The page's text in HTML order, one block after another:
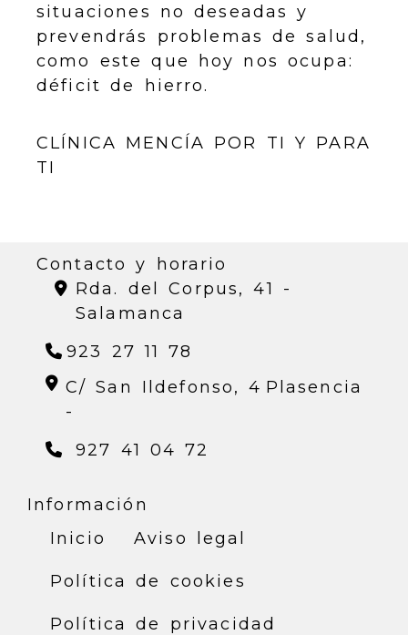
situaciones no deseadas y
prevendrás problemas de salud,
como este que hoy nos ocupa:
déficit de hierro.
CLÍNICA MENCÍA POR TI Y PARA
TI
Contacto y horario
Rda. del Corpus, 41 -
Salamanca
923 27 11 78
C/ San Ildefonso, 4
-
Plasencia
927 41 04 72
Información
Inicio
Aviso legal
Política de cookies
Política de privacidad